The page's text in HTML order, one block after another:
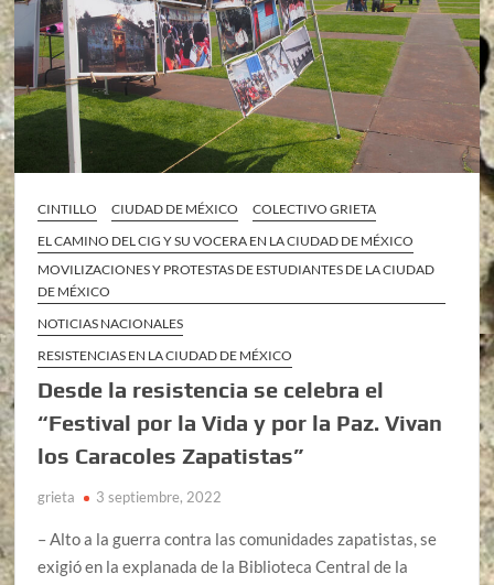
CINTILLO CIUDAD DE MÉXICO
COLECTIVO GRIETA
EL CAMINO DEL CIG Y SU VOCERA EN LA CIUDAD DE MÉXICO
MOVILIZACIONES Y PROTESTAS DE ESTUDIANTES DE LA CIUDAD
DE MÉXICO
NOTICIAS NACIONALES
RESISTENCIAS EN LA CIUDAD DE MÉXICO
Desde la resistencia se celebra el
“Festival por la Vida y por la Paz. Vivan
los Caracoles Zapatistas”
grieta 3 septiembre, 2022
– Alto a la guerra contra las comunidades zapatistas, se
exigió en la explanada de la Biblioteca Central de la